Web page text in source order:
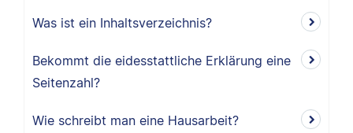
Was ist ein Inhaltsverzeichnis?
Bekommt die eidesstattliche Erklärung eine
Seitenzahl?
Wie schreibt man eine Hausarbeit?